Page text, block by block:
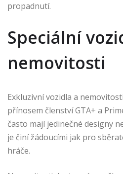
propadnutí.
Speciální
nemovitosti
Exkluzivní vozidla a
přínosem členství GTA+ a
často mají jedinečné designy
je činí žádoucími jak pro
hráče.